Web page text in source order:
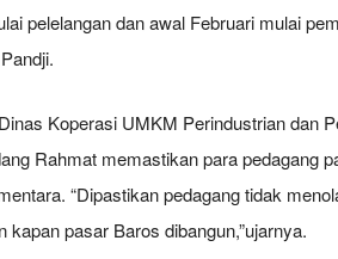
pelelangan dan awal Februari mulai
Koperasi UMKM Perindustrian dan
Rahmat memastikan para pedagang
“Dipastikan pedagang tidak
kapan pasar Baros dibangun,”ujarnya.